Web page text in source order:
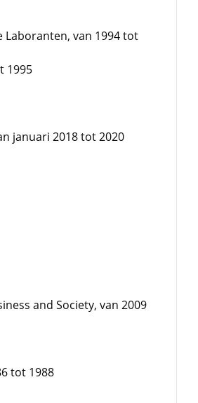
Laboranten, van 1994 tot
1995
januari 2018 tot 2020
and Society, van 2009
tot 1988